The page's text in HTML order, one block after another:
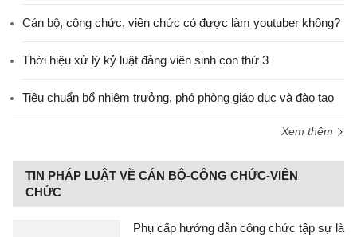
Cán bộ, công chức, viên chức có được làm youtuber không?
Thời hiệu xử lý kỷ luật đảng viên sinh con thứ 3
Tiêu chuẩn bổ nhiệm trưởng, phó phòng giáo dục và đào tạo
Xem thêm
TIN PHÁP LUẬT VỀ CÁN BỘ-CÔNG CHỨC-VIÊN
CHỨC
Phụ cấp hướng dẫn công chức tập sự là